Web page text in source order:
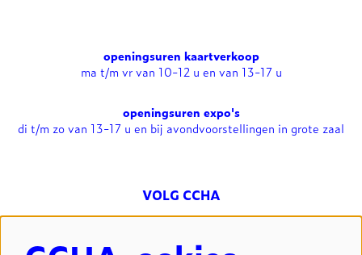
openingsuren kaartverkoop
ma t/m vr van 10-12 u en van 13-17 u
openingsuren expo's
di t/m zo van 13-17 u en bij avondvoorstellingen in grote zaal
VOLG CCHA